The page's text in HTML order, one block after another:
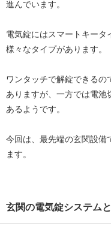
進んでいます。
電気錠にはスマートキータ
様々なタイプがあります。
ワンタッチで解錠できるの
ありますが、一方では電池
あるようです。
今回は、最先端の玄関設備
ます。
玄関の電気錠システム